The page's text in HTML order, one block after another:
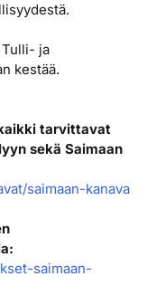
ja
kestää.
tarvittavat
sekä Saimaan
saimaan-kanava
saimaan-